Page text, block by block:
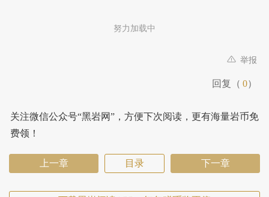
努力加载中
举报
回复（ 0）
关注微信公众号“黑岩网”，方便下次阅读，更有海量岩币免
费领！
上一章 目录 下一章